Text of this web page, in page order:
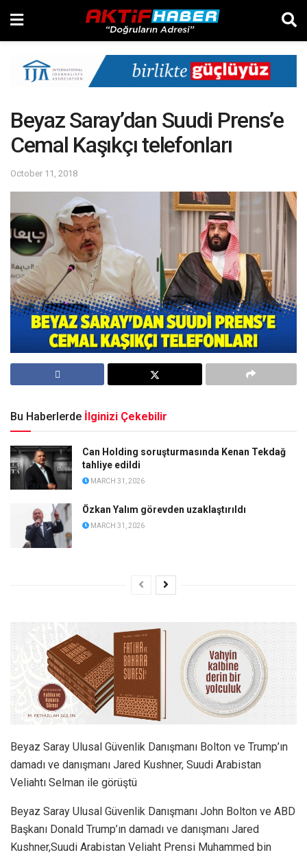
Beyaz Saray’dan Suudi Prens’e
Cemal Kaşıkçı telefonları
October 11, 2018
Bu Haberlerde İlginizi Çekebilir
Can Holding soruşturmasında Kenan Tekdağ
tahliye edildi
MARCH 31, 2026
Özkan Yalım görevden uzaklaştırıldı
MARCH 31, 2026
Beyaz Saray Ulusal Güvenlik Danışmanı Bolton ve Trump’ın
damadı ve danışmanı Jared Kushner, Suudi Arabistan
Veliahtı Selman ile görüştü
Beyaz Saray Ulusal Güvenlik Danışmanı John Bolton ve ABD
Başkanı Donald Trump’ın damadı ve danışmanı Jared
Kushner,Suudi Arabistan Veliaht Prensi Muhammed bin